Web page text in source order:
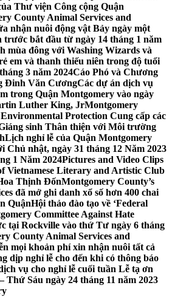
Thư viện Công cộng Quận
County Animal Services and
nhận nuôi động vật Bảy ngày một
trước bắt đầu từ ngày 14 tháng 1 năm
mùa đông với Washing Wizards và
em và thanh thiếu niên trong độ tuổi
3 năm 2024Cáo Phó và Chương
Đinh Văn CươngCác dự án dịch vụ
trong Quận Montgomery vào ngày
Luther King, JrMontgomery
Protection Cung cấp các
sinh Thân thiện với Môi trường
Lịch nghỉ lễ của Quận Montgomery
Chủ nhật, ngày 31 tháng 12 Năm 2023
1 Năm 2024Pictures and Video Clips
Vietnamese Literary and Artistic Club
Thịnh ĐốnMontgomery County’s
đã mở ghi danh xổ số hơn 400 chai
QuậnHội thảo đào tạo về ‘Federal
Committee Against Hate
tại Rockville vào thứ Tư ngày 6 tháng
County Animal Services and
mọi khoản phí xin nhận nuôi tất cả
dịp nghỉ lễ cho đến khi có thông báo
vụ cho nghỉ lễ cuối tuần Lễ tạ ơn
Thứ Sáu ngày 24 tháng 11 năm 2023